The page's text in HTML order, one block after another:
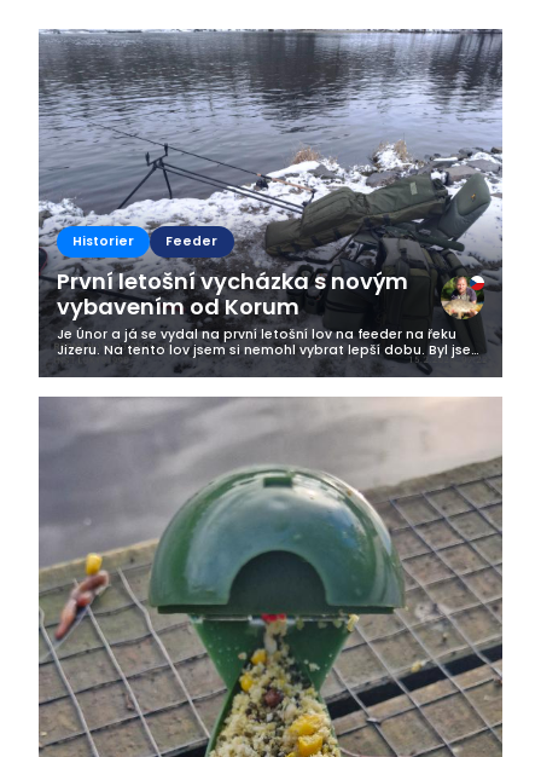
Business
Historier Feeder
První letošní vycházka s novým
vybavením od Korum
Je Únor a já se vydal na první letošní lov na feeder na řeku
Jizeru. Na tento lov jsem si nemohl vybrat lepší dobu. Byl jsem
po noční směně a přede mnou byla odpolední šichta. Ale kdy
jindy se...